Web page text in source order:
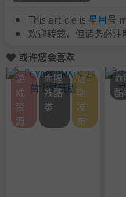
This article is 星月号
欢迎转载，但请务必注
或许您会喜欢
游
戏
资
源
血腥
残酷
类
近
期
发
布
血